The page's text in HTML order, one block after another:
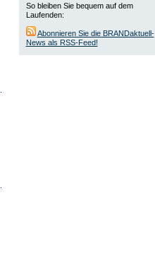
So bleiben Sie bequem auf dem
Laufenden:
Abonnieren Sie die BRANDaktuell-
News als RSS-Feed!